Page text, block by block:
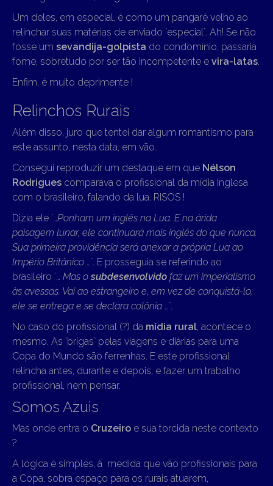
Um deles, em especial, é como um pangaré velho ao
relinchar suas matérias de enviado ´especial`. Ah! Se não
fosse um sevandija-golpista do condomínio, passaria
fome, sobretudo por ser tão incompetente e vira-latas.
Enfim, é muito deprimente !
Relinchos Rurais
Além disso, juro que tentei dar algum romantismo para
este assunto, nesta data, em vão.
Consegui reproduzir um destaque em que Nélson
Rodrigues comparava o profissional da mídia inglesa
com o brasileiro, falando da lua. RISOS !
Dizia ele ´…Ponham um inglês na Lua. E na árida
paisagem lunar, ele continuará mais inglês do que nunca.
Sua primeira providência será anexar a própria Lua ao
Império Britânico …`. E prosseguia se referindo ao
brasileiro ´… Mas osubdesenvolvido faz um imperialismo
às avessas. Vai ao estrangeiro e, em vez de conquistá-lo,
ele se entrega e se declara colônia …`.
No caso do profissional (?) da mídia rural, acontece o
mesmo. As ´brigas` pelas viagens e diárias para uma
Copa do Mundo são ferrenhas. E este profissional
relincha antes, durante e depois, e fazer um trabalho
profissional, nem pensar.
Somos Azuis
Mas onde entra o Cruzeiro e sua torcida neste contexto
?
A lógica é simples, à medida que vão profissionais para
a Copa, sobra espaço para os rurais atuarem,